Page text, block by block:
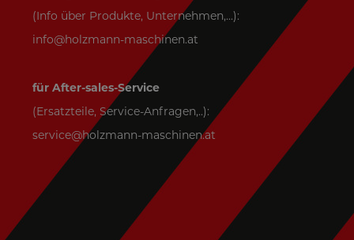
(Info über Produkte, Unternehmen,...):
info@holzmann-maschinen.at
für After-sales-Service
(Ersatzteile, Service-Anfragen,..):
service@holzmann-maschinen.at